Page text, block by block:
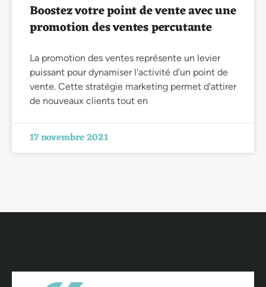
Boostez votre point de vente avec une
promotion des ventes percutante
La promotion des ventes représente un levier
puissant pour dynamiser l'activité d'un point de
vente. Cette stratégie marketing permet d'attirer
de nouveaux clients tout en
17 novembre 2021